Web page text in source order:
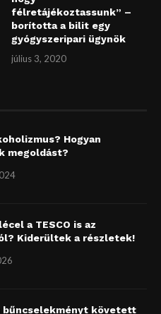
félretájékoztassunk” –
borította a bilit egy
gyógyszeripari ügynök
július 3, 2020
Hogyan
megoldást?
a TESCO is az
Kiderültek a részletek!
bűncselekményt követett